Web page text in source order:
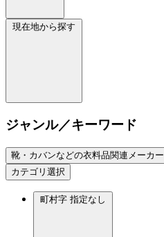
現在地から探す
ジャンル／キーワード
靴・カバンなどの衣料品関連メーカー
カテゴリ選択
町村字 指定なし